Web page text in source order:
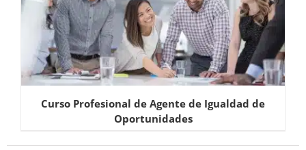
Curso Profesional de Agente de Igualdad de
Oportunidades